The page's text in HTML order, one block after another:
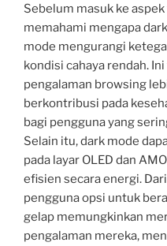
Sebelum masuk ke
memahami mengapa
mode mengurangi
kondisi cahaya rendah.
pengalaman browsing
berkontribusi pada
bagi pengguna yang
Selain itu, dark mode
pada layar OLED dan
efisien secara energi.
pengguna opsi untuk
gelap memungkinkan
pengalaman mereka,